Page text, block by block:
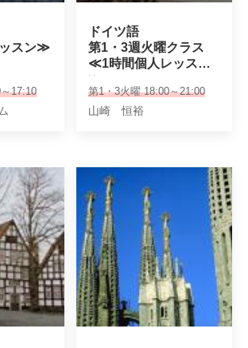
スン≫
17:10
ドイツ語
第1・3週火曜クラス
≪1時間個人レッスン
≫
第1・3火曜 18:00～21:00
山崎 恒裕